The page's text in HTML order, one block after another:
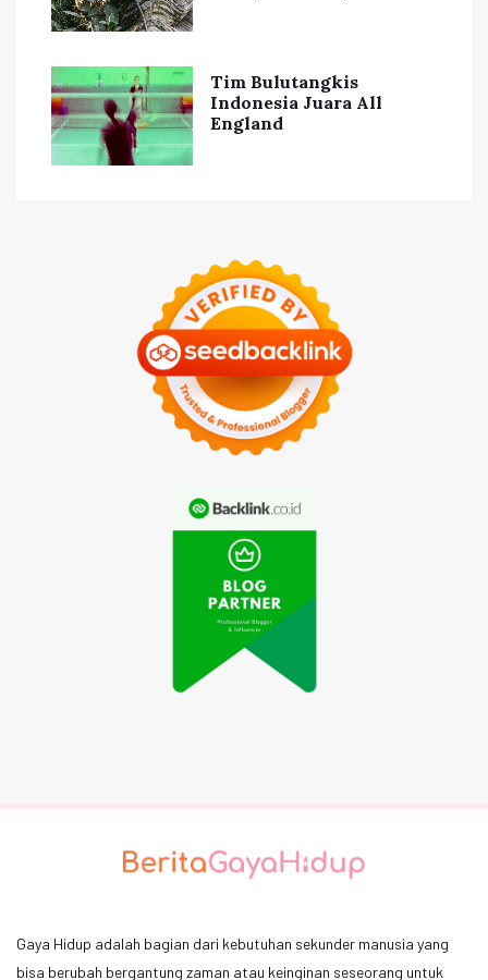
Tim Bulutangkis
Indonesia Juara All
England
Gaya Hidup adalah bagian dari kebutuhan sekunder manusia yang
bisa berubah bergantung zaman atau keinginan seseorang untuk